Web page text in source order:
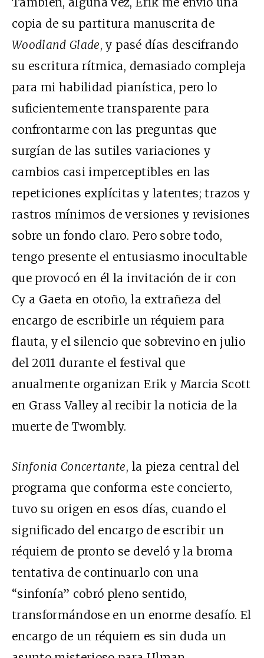
copia de su partitura manuscrita de
Woodland Glade, y pasé días descifrando
su escritura rítmica, demasiado compleja
para mi habilidad pianística, pero lo
suficientemente transparente para
confrontarme con las preguntas que
surgían de las sutiles variaciones y
cambios casi imperceptibles en las
repeticiones explícitas y latentes; trazos y
rastros mínimos de versiones y revisiones
sobre un fondo claro. Pero sobre todo,
tengo presente el entusiasmo inocultable
que provocó en él la invitación de ir con
Cy a Gaeta en otoño, la extrañeza del
encargo de escribirle un réquiem para
flauta, y el silencio que sobrevino en julio
del 2011 durante el festival que
anualmente organizan Erik y Marcia Scott
en Grass Valley al recibir la noticia de la
muerte de Twombly.
Sinfonia Concertante, la pieza central del
programa que conforma este concierto,
tuvo su origen en esos días, cuando el
significado del encargo de escribir un
réquiem de pronto se develó y la broma
tentativa de continuarlo con una
“sinfonía” cobró pleno sentido,
transformándose en un enorme desafío. El
encargo de un réquiem es sin duda un